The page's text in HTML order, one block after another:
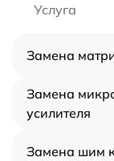
Услуга
Замена
Замена
усилителя
Замена шим